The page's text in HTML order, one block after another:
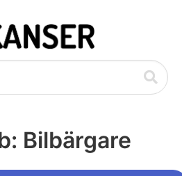
Bilbärgare